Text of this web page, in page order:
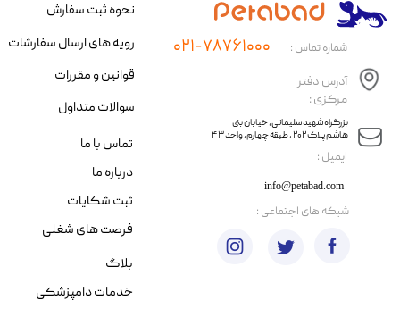
​ایمیل :
آدرس دفتر
مرکزی :
info@petabad.com
​​بزرگراه شهید سلیمانی، خیابان بنی
هاشم پلاک ۲۰۲ ، طبقه چهارم، واحد ۴۳
شماره تماس : ۰۲۱-۷۸۷۶۱۰۰۰
نحوه ثبت سفارش
رویه های ارسال سفارشات
قوانین و مقررات
سوالات متداول
تماس با ما
درباره ما
ثبت شکایات
فرصت های شغلی
​شبکه های اجتماعی :
بلاگ
خدمات دامپزشکی